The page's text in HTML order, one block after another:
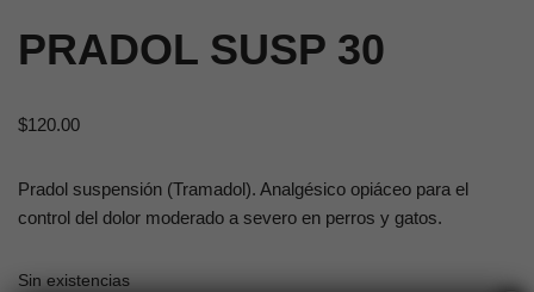
PRADOL SUSP 30
$120.00
Pradol suspensión (Tramadol). Analgésico opiáceo para el
control del dolor moderado a severo en perros y gatos.
Sin existencias